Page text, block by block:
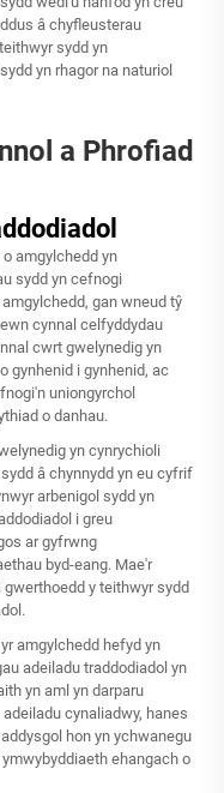
â chyfleusterau
sydd yn
yn rhagor na naturiol
a Phrofiad
amgylchedd yn
sydd yn cefnogi
gan wneud tŷ
cynnal celfyddydau
cwrt gwelynedig yn
gynhenid i gynhenid, ac
uniongyrchol
o danhau.
yn cynrychioli
â chynnydd yn eu cyfrif
arbenigol sydd yn
i greu
ar gyfrwng
byd-eang. Mae'r
y teithwyr sydd
amgylchedd hefyd yn
adeiladu traddodiadol yn
yn aml yn darparu
cynaliadwy, hanes
hon yn ychwanegu
ehangach o